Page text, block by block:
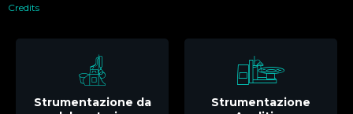
Credits
Strumentazione da
Strumentazione